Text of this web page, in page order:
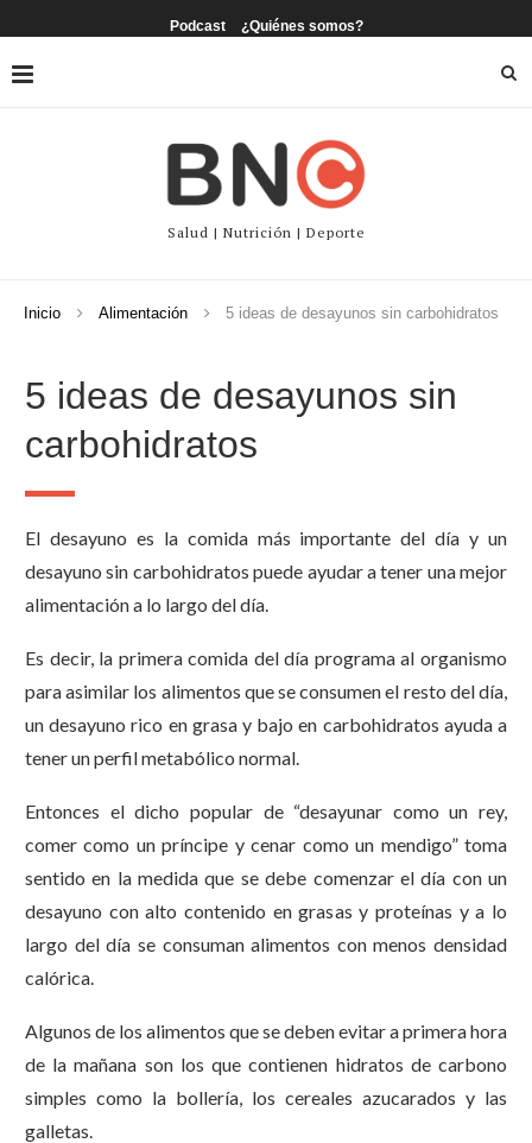
Podcast ¿Quiénes somos?
Salud | Nutrición | Deporte
Inicio Alimentación 5 ideas de desayunos sin carbohidratos
5 ideas de desayunos sin
carbohidratos
El desayuno es la comida más importante del día y un
desayuno sin carbohidratos puede ayudar a tener una mejor
alimentación a lo largo del día.
Es decir, la primera comida del día programa al organismo
para asimilar los alimentos que se consumen el resto del día,
un desayuno rico en grasa y bajo en carbohidratos ayuda a
tener un perfil metabólico normal.
Entonces el dicho popular de “desayunar como un rey,
comer como un príncipe y cenar como un mendigo” toma
sentido en la medida que se debe comenzar el día con un
desayuno con alto contenido en grasas y proteínas y a lo
largo del día se consuman alimentos con menos densidad
calórica.
Algunos de los alimentos que se deben evitar a primera hora
de la mañana son los que contienen hidratos de carbono
simples como la bollería, los cereales azucarados y las
galletas.